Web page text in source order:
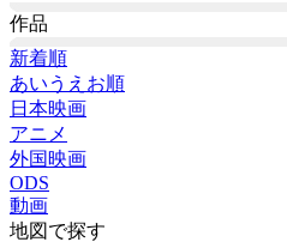
作品
新着順
あいうえお順
日本映画
アニメ
外国映画
ODS
動画
地図で探す